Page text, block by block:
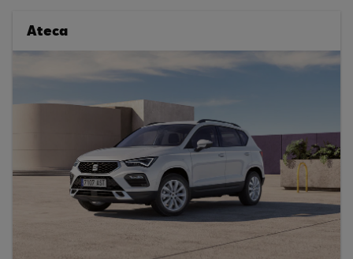
Ateca